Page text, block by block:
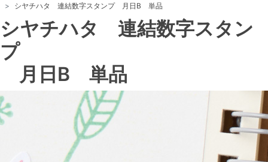
シヤチハタ 連結数字スタンプ 月日B 単品
シヤチハタ 連結数字スタン
プ
月日B 単品